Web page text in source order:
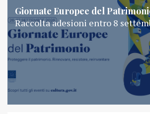
Giornate Europee del
Raccolta adesioni entro 8